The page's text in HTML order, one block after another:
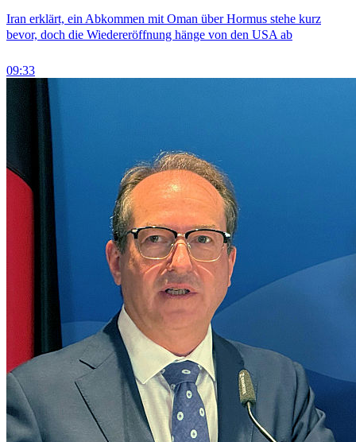
Iran erklärt, ein Abkommen mit Oman über Hormus stehe kurz
bevor, doch die Wiedereröffnung hänge von den USA ab
09:33